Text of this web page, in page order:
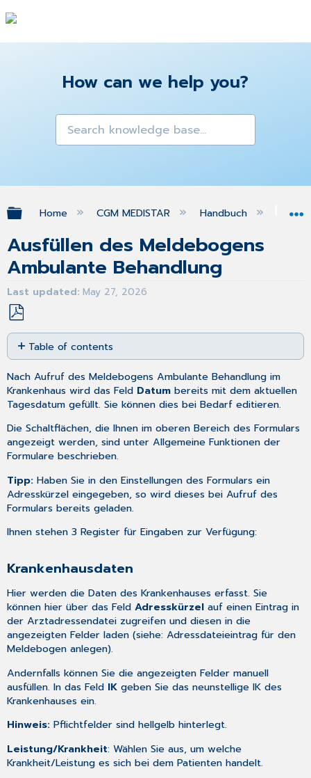
How can we help you?
Expand/collapse global hierarchy
Home CGM MEDISTAR Handbuch
Ausfüllen des Meldebogens
Ambulante Behandlung
Last updated May 27, 2026
Save
as
PDF
Table of contents
EBM-
Position
ICDs
NachAufruf des Meldebogens Ambulante Behandlung im
Krankenhaus wird das Feld Datum bereits mit dem aktuellen
Tagesdatum gefüllt. Sie können dies bei Bedarf editieren.
Die Schaltflächen, die Ihnen im oberen Bereich des Formulars
angezeigt werden, sind unterAllgemeine Funktionen der
Formulare beschrieben.
Tipp:Haben Sie in denEinstellungen des Formulars ein
Adresskürzel eingegeben, so wird dieses bei Aufruf des
Formulars bereits geladen.
Ihnen stehen 3 Register für Eingaben zur Verfügung:
Krankenhausdaten
Hier werden die Daten des Krankenhauses erfasst. Sie
können hier über das FeldAdresskürzel auf einen Eintrag in
derArztadressendatei zugreifen und diesen in die
angezeigten Felder laden (siehe:Adressdateieintrag für den
Meldebogen anlegen).
Andernfalls können Sie die angezeigten Felder manuell
ausfüllen. In das Feld IK geben Sie das neunstellige IK des
Krankenhauses ein.
Hinweis:Pflichtfelder sind hellgelb hinterlegt.
Leistung/Krankheit: Wählen Sie aus, um welche
Krankheit/Leistung es sich bei dem Patienten handelt.